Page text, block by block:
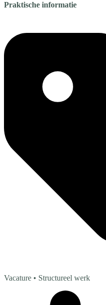
Praktische informatie
Vacature • Structureel werk